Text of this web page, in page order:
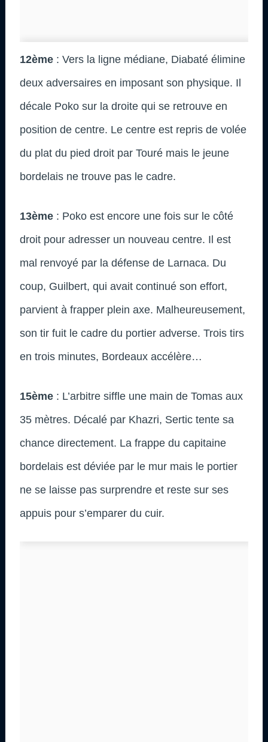
12ème : Vers la ligne médiane, Diabaté élimine
deux adversaires en imposant son physique. Il
décale Poko sur la droite qui se retrouve en
position de centre. Le centre est repris de volée
du plat du pied droit par Touré mais le jeune
bordelais ne trouve pas le cadre.
13ème : Poko est encore une fois sur le côté
droit pour adresser un nouveau centre. Il est
mal renvoyé par la défense de Larnaca. Du
coup, Guilbert, qui avait continué son effort,
parvient à frapper plein axe. Malheureusement,
son tir fuit le cadre du portier adverse. Trois tirs
en trois minutes, Bordeaux accélère…
15ème : L’arbitre siffle une main de Tomas aux
35 mètres. Décalé par Khazri, Sertic tente sa
chance directement. La frappe du capitaine
bordelais est déviée par le mur mais le portier
ne se laisse pas surprendre et reste sur ses
appuis pour s’emparer du cuir.